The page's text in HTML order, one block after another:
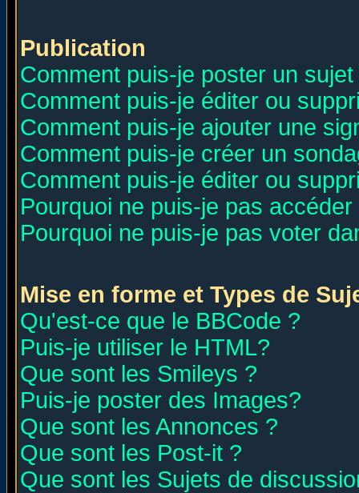
Publication
Comment puis-je poster un
Comment puis-je éditer ou
Comment puis-je ajouter une
Comment puis-je créer un
Comment puis-je éditer ou
Pourquoi ne puis-je pas
Pourquoi ne puis-je pas voter
Mise en forme et Types de
Qu'est-ce que le BBCode ?
Puis-je utiliser le HTML?
Que sont les Smileys ?
Puis-je poster des Images?
Que sont les Annonces ?
Que sont les Post-it ?
Que sont les Sujets de